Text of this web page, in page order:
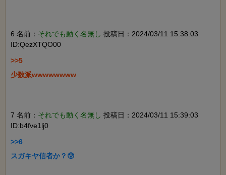
6 名前： それでも動く名無し 投稿日：2024/03/11 15:38:03
ID:QezXTQO00
>>5
少数派wwwwwwww
7 名前： それでも動く名無し 投稿日：2024/03/11 15:39:03
ID:b4fve1lj0
>>6
スガキヤ信者か？😰